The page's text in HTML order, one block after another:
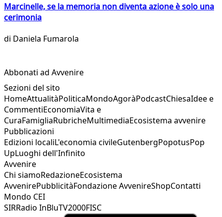
Marcinelle, se la memoria non diventa azione è solo una
cerimonia
di Daniela Fumarola
Abbonati ad Avvenire
Sezioni del sito
HomeAttualitàPoliticaMondoAgoràPodcastChiesaIdee e
CommentiEconomiaVita e
CuraFamigliaRubricheMultimediaEcosistema avvenire
Pubblicazioni
Edizioni localiL'economia civileGutenbergPopotusPop
UpLuoghi dell'Infinito
Avvenire
Chi siamoRedazioneEcosistema
AvvenirePubblicitàFondazione AvvenireShopContatti
Mondo CEI
SIRRadio InBluTV2000FISC